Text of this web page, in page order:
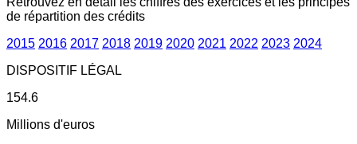
de répartition des crédits
2015 2016 2017 2018 2019 2020 2021 2022 2023 2024
DISPOSITIF LÉGAL
154.6
Millions d'euros